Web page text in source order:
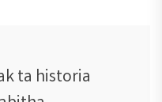
ta historia